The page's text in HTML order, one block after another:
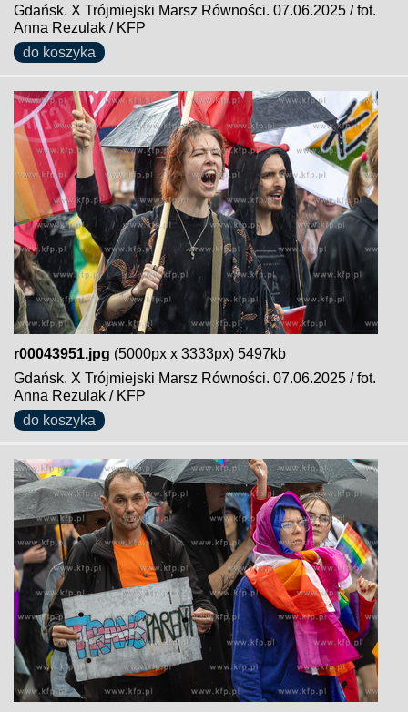
Gdańsk. X Trójmiejski Marsz Równości. 07.06.2025 / fot.
Anna Rezulak / KFP
do koszyka
r00043951.jpg (5000px x 3333px) 5497kb
Gdańsk. X Trójmiejski Marsz Równości. 07.06.2025 / fot.
Anna Rezulak / KFP
do koszyka